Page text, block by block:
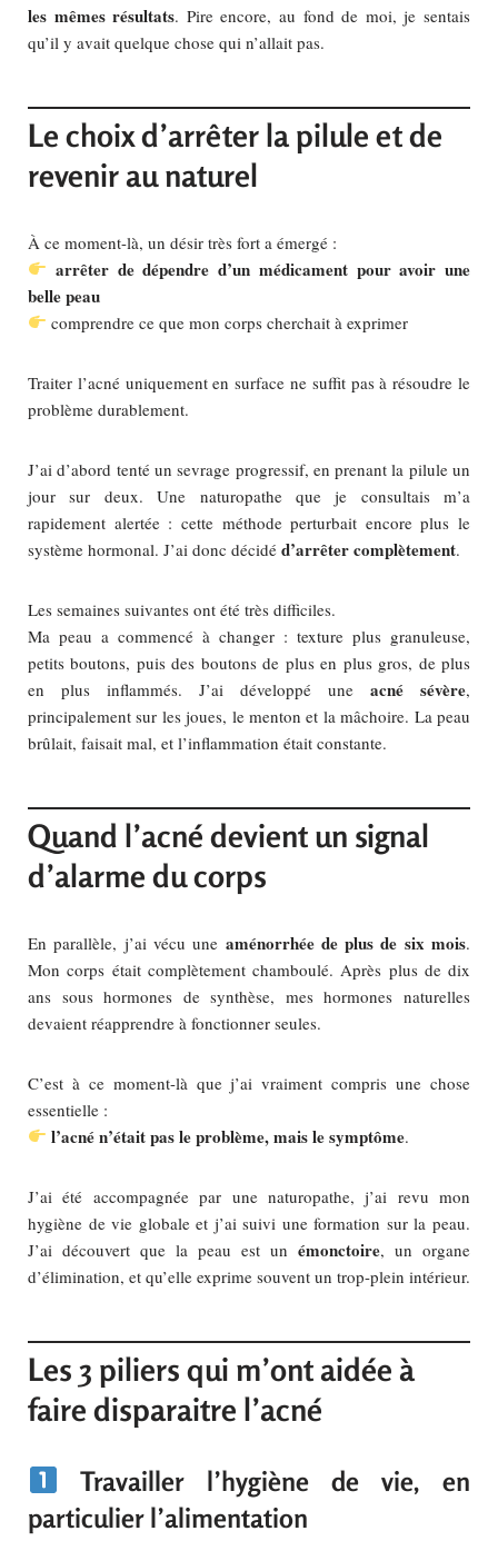
les mêmes résultats. Pire encore, au fond de moi, je sentais
qu’il y avait quelque chose qui n’allait pas.
Le choix d’arrêter la pilule et de
revenir au naturel
À ce moment-là, un désir très fort a émergé :
arrêter de dépendre d’un médicament pour avoir une
belle peau
comprendre ce que mon corps cherchait à exprimer
Traiter l’acné uniquement en surface ne suffit pas à résoudre le
problème durablement.
J’ai d’abord tenté un sevrage progressif, en prenant la pilule un
jour sur deux. Une naturopathe que je consultais m’a
rapidement alertée : cette méthode perturbait encore plus le
système hormonal. J’ai donc décidé d’arrêter complètement.
Les semaines suivantes ont été très difficiles.
Ma peau a commencé à changer : texture plus granuleuse,
petits boutons, puis des boutons de plus en plus gros, de plus
en plus inflammés. J’ai développé une acné sévère,
principalement sur les joues, le menton et la mâchoire. La peau
brûlait, faisait mal, et l’inflammation était constante.
Quand l’acné devient un signal
d’alarme du corps
En parallèle, j’ai vécu une aménorrhée de plus de six mois.
Mon corps était complètement chamboulé. Après plus de dix
ans sous hormones de synthèse, mes hormones naturelles
devaient réapprendre à fonctionner seules.
C’est à ce moment-là que j’ai vraiment compris une chose
essentielle :
l’acné n’était pas le problème, mais le symptôme.
J’ai été accompagnée par une naturopathe, j’ai revu mon
hygiène de vie globale et j’ai suivi une formation sur la peau.
J’ai découvert que la peau est un émonctoire, un organe
d’élimination, et qu’elle exprime souvent un trop-plein intérieur.
Les 3 piliers qui m’ont aidée à
faire disparaitre l’acné
Travailler l’hygiène de vie, en
particulier l’alimentation